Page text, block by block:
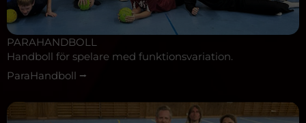
PARAHANDBOLL
Handboll för spelare med funktionsvariation.
ParaHandboll ⭢